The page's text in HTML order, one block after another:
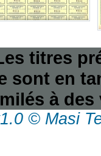
titres
sont en
à
© Masi